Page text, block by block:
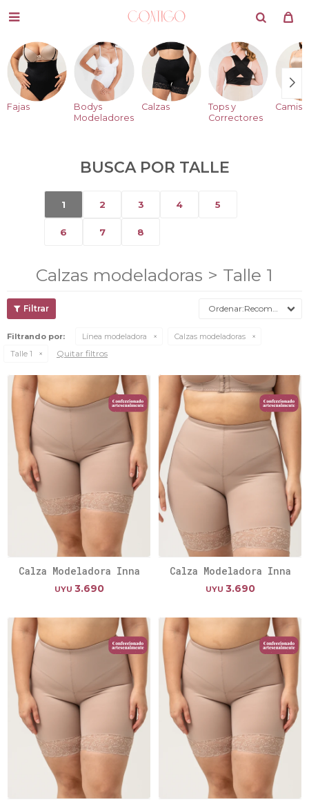

Fajas
Bodys
Modeladores
Calzas
Tops y
Correctores
BUSCA POR TALLE
1 2 3 4 5
6 7 8
Calzas modeladoras > Talle 1
Recomendados
Filtrando por: Línea modeladora
Calzas modeladoras
Talle 1
Quitar filtros
Calza Modeladora Inna
UYU 3.690
Calza Modeladora Inna
UYU 3.690